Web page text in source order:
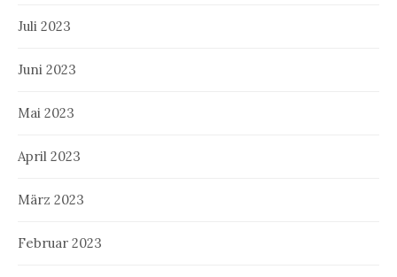
Juli 2023
Juni 2023
Mai 2023
April 2023
März 2023
Februar 2023